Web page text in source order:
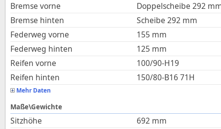
Bremse vorne
Doppelscheibe 292
Bremse hinten
Scheibe 292 mm
Federweg vorne
155 mm
Federweg hinten
125 mm
Reifen vorne
100/90-H19
Reifen hinten
150/80-B16 71H
Mehr Daten
Maße\Gewichte
Sitzhöhe 692 mm